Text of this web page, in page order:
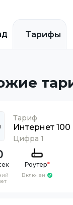
Тарифы
Тариф
Интернет 100
Цифра 1
Роутер*
Включен